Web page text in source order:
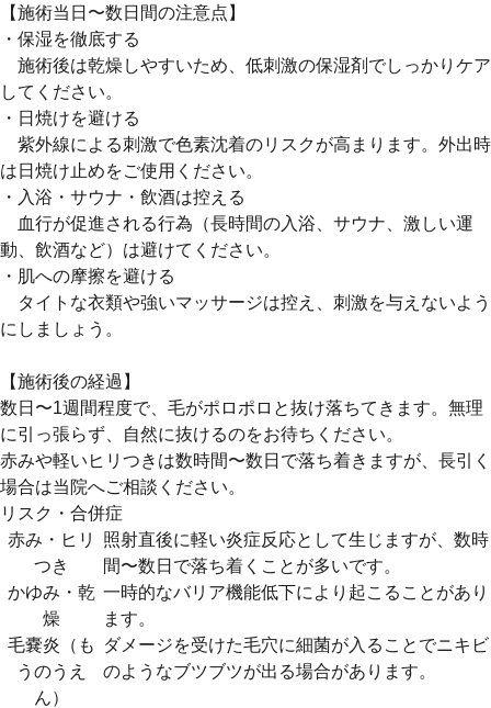
【施術当日〜数日間の注意点】
・保湿を徹底する
施術後は乾燥しやすいため、低刺激の保湿剤でしっかりケア
してください。
・日焼けを避ける
紫外線による刺激で色素沈着のリスクが高まります。外出時
は日焼け止めをご使用ください。
・入浴・サウナ・飲酒は控える
血行が促進される行為（長時間の入浴、サウナ、激しい運
動、飲酒など）は避けてください。
・肌への摩擦を避ける
タイトな衣類や強いマッサージは控え、刺激を与えないよう
にしましょう。
【施術後の経過】
数日〜1週間程度で、毛がポロポロと抜け落ちてきます。無理
に引っ張らず、自然に抜けるのをお待ちください。
赤みや軽いヒリつきは数時間〜数日で落ち着きますが、長引く
場合は当院へご相談ください。
リスク・合併症
赤み・ヒリ
つき
照射直後に軽い炎症反応として生じますが、数時
間〜数日で落ち着くことが多いです。
かゆみ・乾
燥
一時的なバリア機能低下により起こることがあり
ます。
毛嚢炎（も
うのうえ
ん）
ダメージを受けた毛穴に細菌が入ることでニキビ
のようなブツブツが出る場合があります。